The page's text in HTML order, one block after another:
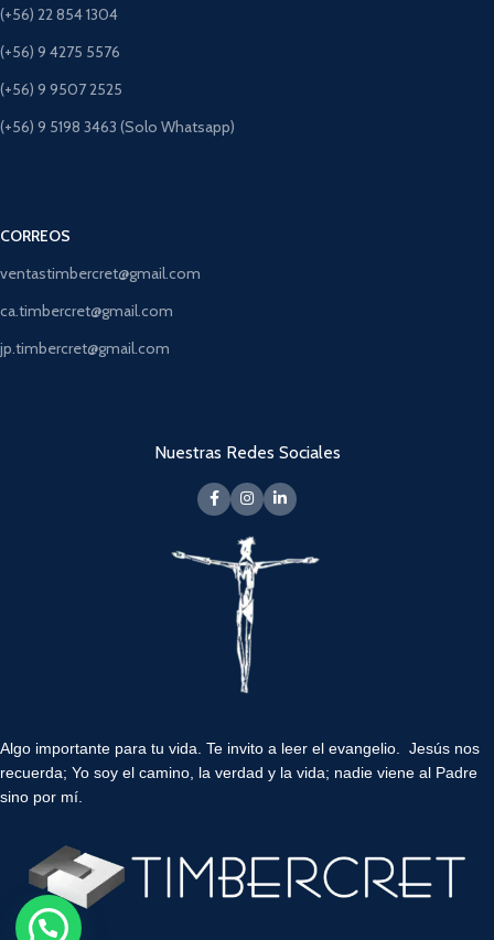
(+56) 22 854 1304
(+56) 9 4275 5576
(+56) 9 9507 2525
(+56) 9 5198 3463 (Solo Whatsapp)
CORREOS
ventastimbercret@gmail.com
ca.timbercret@gmail.com
jp.timbercret@gmail.com
Nuestras Redes Sociales
Algo importante para tu vida. Te invito a leer el evangelio. Jesús nos
recuerda; Yo soy el camino, la verdad y la vida; nadie viene al Padre
sino por mí.